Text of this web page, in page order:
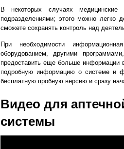
В некоторых случаях медицинские
подразделениями; этого можно
сможете сохранять контроль над
При необходимости
оборудованием, другими
предоставить еще больше информации
подробную информацию о системе и
бесплатную пробную версию и сразу
Видео для
системы